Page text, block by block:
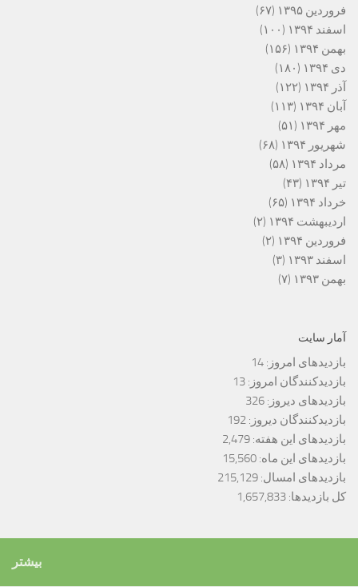
فروردین ۱۳۹۵
(۶۷)
اسفند ۱۳۹۴
(۱۰۰)
بهمن ۱۳۹۴
(۱۵۶)
دی ۱۳۹۴
(۱۸۰)
آذر ۱۳۹۴
(۱۲۲)
آبان ۱۳۹۴
(۱۱۳)
مهر ۱۳۹۴
(۵۱)
شهریور ۱۳۹۴
(۶۸)
مرداد ۱۳۹۴
(۵۸)
تیر ۱۳۹۴
(۴۳)
خرداد ۱۳۹۴
(۶۵)
اردیبهشت ۱۳۹۴
(۲)
فروردین ۱۳۹۴
(۲)
اسفند ۱۳۹۳
(۳)
بهمن ۱۳۹۳
(۷)
آمار سایت
بازدیدهای امروز: 14
بازدیدکنندگان امروز: 13
بازدیدهای دیروز: 326
بازدیدکنندگان دیروز: 192
بازدیدهای این هفته: 2,479
بازدیدهای این ماه: 15,560
بازدیدهای امسال: 215,129
کل بازدیدها: 1,657,833
بیشتر